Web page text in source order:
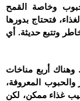
وخاصة القمح
فتحتاج بدورها
وتتبع حديثة. أي
أربع مناخات
والحبوب المعروفة،
غذاء ممكن، لكن